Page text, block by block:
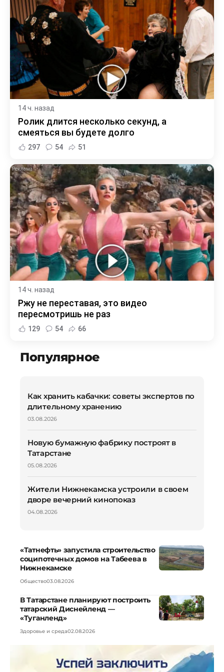
14 ч. назад
Ролик длится несколько секунд, а
смеяться вы будете долго
297 54 51
i
14 ч. назад
Ржу не переставая, это видео
пересмотришь не раз
129 54 66
Популярное
Как хранить кабачки: советы экспертов по
длительному хранению
03.08.2026
Новую бумажную фабрику построят в
Татарстане
05.08.2026
Жители Нижнекамска устроили в своем
дворе вечерний кинопоказ
04.08.2026
«Татнефть» запустила строительство
соципотечных домов на Табеева в
Нижнекамске
Общество03.08.2026
В Татарстане планируют построить
татарский Диснейленд —
«Туганленд»
Здоровье и среда02.08.2026